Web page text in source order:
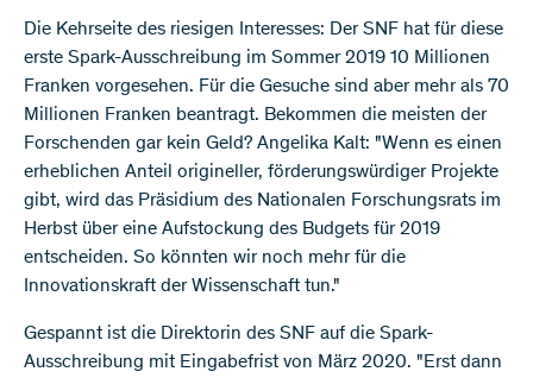
Die Kehrseite des riesigen Interesses: Der SNF hat für diese
erste Spark-Ausschreibung im Sommer 2019 10 Millionen
Franken vorgesehen. Für die Gesuche sind aber mehr als 70
Millionen Franken beantragt. Bekommen die meisten der
Forschenden gar kein Geld? Angelika Kalt: "Wenn es einen
erheblichen Anteil origineller, förderungswürdiger Projekte
gibt, wird das Präsidium des Nationalen Forschungsrats im
Herbst über eine Aufstockung des Budgets für 2019
entscheiden. So könnten wir noch mehr für die
Innovationskraft der Wissenschaft tun."
Gespannt ist die Direktorin des SNF auf die Spark-
Ausschreibung mit Eingabefrist von März 2020. "Erst dann